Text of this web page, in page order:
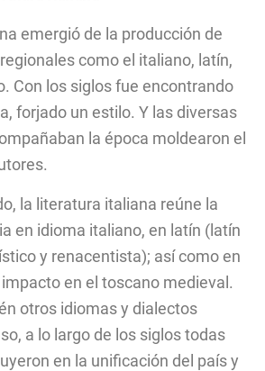
emergió de la producción de
como el italiano, latín,
Con los siglos fue encontrando
forjado un estilo. Y las diversas
la época moldearon el
la literatura italiana reúne la
en idioma italiano, en latín (latín
y renacentista); así como en
en el toscano medieval.
otros idiomas y dialectos
a lo largo de los siglos todas
en la unificación del país y